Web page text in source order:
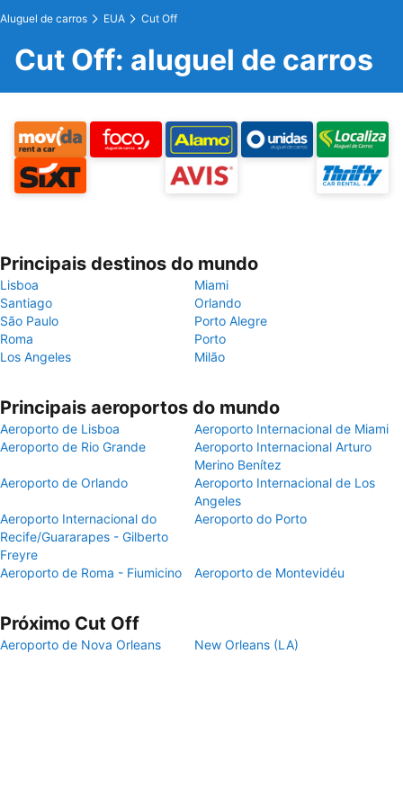
Aluguel de carros EUA Cut Off
Cut Off: aluguel de carros
Principais destinos do mundo
Lisboa
Miami
Santiago
Orlando
São Paulo
Porto Alegre
Roma
Porto
Los Angeles
Milão
Principais aeroportos do mundo
Aeroporto de Lisboa
Aeroporto Internacional de Miami
Aeroporto de Rio Grande
Aeroporto Internacional Arturo
Merino Benítez
Aeroporto de Orlando
Aeroporto Internacional de Los
Angeles
Aeroporto Internacional do
Recife/Guararapes - Gilberto
Freyre
Aeroporto do Porto
Aeroporto de Roma - Fiumicino Aeroporto de Montevidéu
Próximo Cut Off
Aeroporto de Nova Orleans New Orleans (LA)